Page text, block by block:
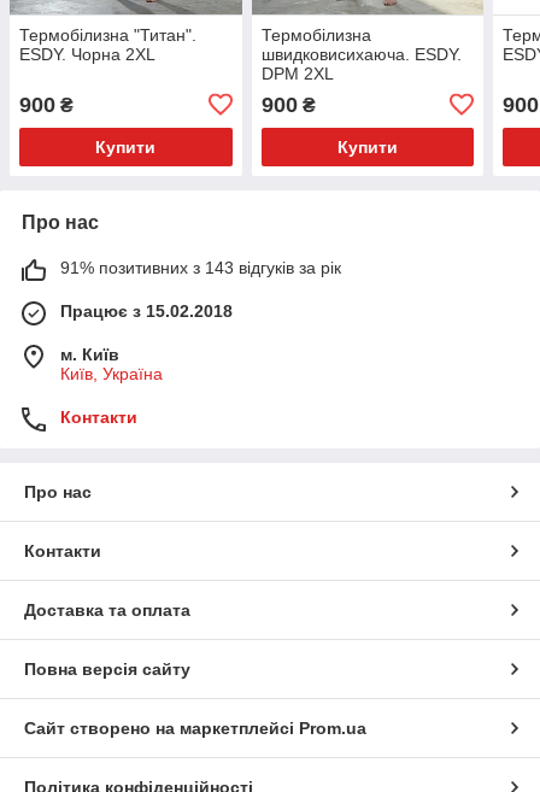
Термобілизна "Титан".
ESDY. Чорна 2XL
900 ₴
Купити
Термобілизна
швидковисихаюча. ESDY.
DPM 2XL
900₴
Купити
900
Про нас
91% позитивних з 143 відгуків за рік
Працює з 15.02.2018
м. Київ
Київ, Україна
Контакти
Про нас
Контакти
Доставка та оплата
Повна версія сайту
Сайт створено на маркетплейсі Prom.ua
Політика конфіденційності